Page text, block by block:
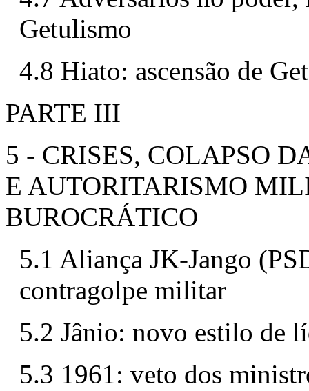
Getulismo
4.8 Hiato: ascensão de
PARTE III
5 - CRISES, COLAPSO
E AUTORITARISMO
BUROCRÁTICO
5.1 Aliança JK-Jango
contragolpe militar
5.2 Jânio: novo estilo de
5.3 1961: veto dos